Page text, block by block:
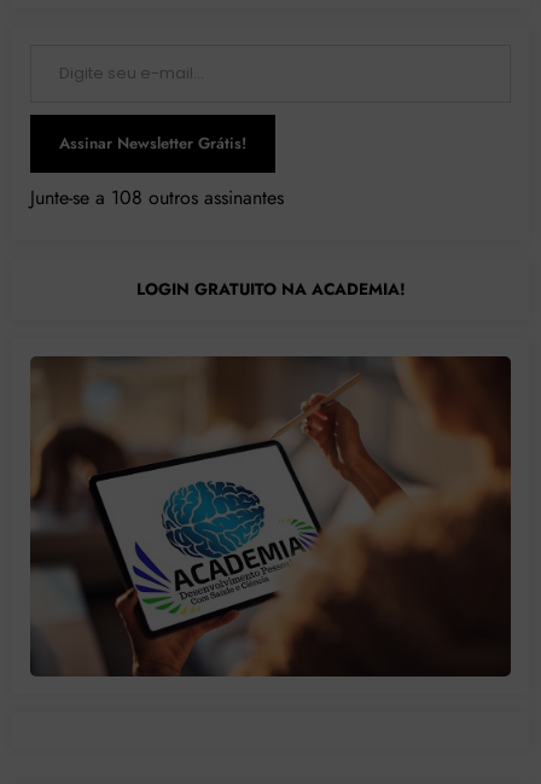
Assinar Newsletter Grátis!
Junte-se a 108 outros assinantes
LOGIN GRATUITO NA ACADEMIA!